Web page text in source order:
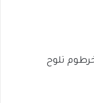
تلوح